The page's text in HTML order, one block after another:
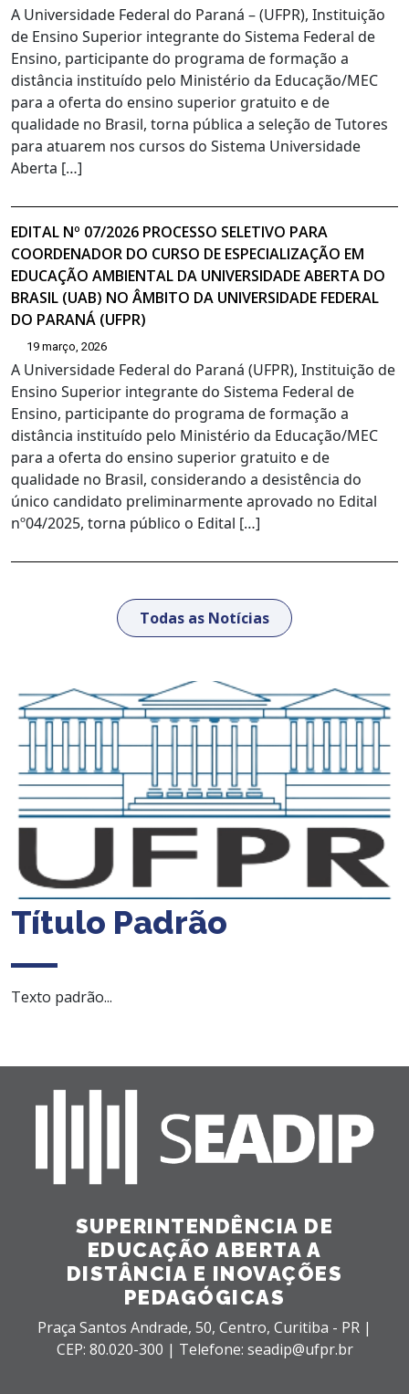
A Universidade Federal do Paraná – (UFPR), Instituição
de Ensino Superior integrante do Sistema Federal de
Ensino, participante do programa de formação a
distância instituído pelo Ministério da Educação/MEC
para a oferta do ensino superior gratuito e de
qualidade no Brasil, torna pública a seleção de Tutores
para atuarem nos cursos do Sistema Universidade
Aberta […]
EDITAL Nº 07/2026 PROCESSO SELETIVO PARA
COORDENADOR DO CURSO DE ESPECIALIZAÇÃO EM
EDUCAÇÃO AMBIENTAL DA UNIVERSIDADE ABERTA DO
BRASIL (UAB) NO ÂMBITO DA UNIVERSIDADE FEDERAL
DO PARANÁ (UFPR)
19 março, 2026
A Universidade Federal do Paraná (UFPR), Instituição de
Ensino Superior integrante do Sistema Federal de
Ensino, participante do programa de formação a
distância instituído pelo Ministério da Educação/MEC
para a oferta do ensino superior gratuito e de
qualidade no Brasil, considerando a desistência do
único candidato preliminarmente aprovado no Edital
nº04/2025, torna público o Edital […]
Todas as Notícias
Título Padrão
Texto padrão...
SUPERINTENDÊNCIA DE
EDUCAÇÃO ABERTA A
DISTÂNCIA E INOVAÇÕES
PEDAGÓGICAS
Praça Santos Andrade, 50, Centro, Curitiba - PR |
CEP: 80.020-300 | Telefone: seadip@ufpr.br